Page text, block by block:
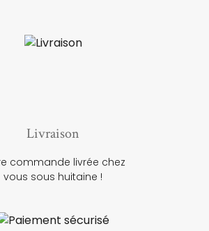
Livraison
commande livrée chez
vous sous huitaine !